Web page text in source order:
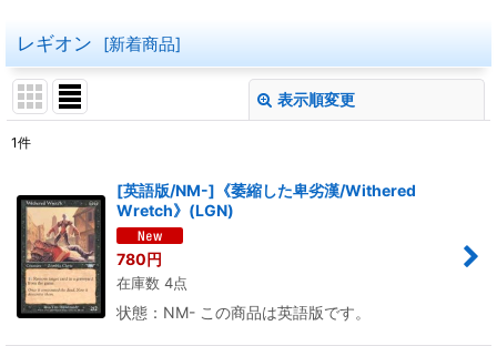
レギオン [新着商品]
表示順変更
並び順:
1件
[英語版/NM-]《萎縮した卑劣漢/Withered
Wretch》(LGN)
780円
在庫数 4点
状態：NM- この商品は英語版です。